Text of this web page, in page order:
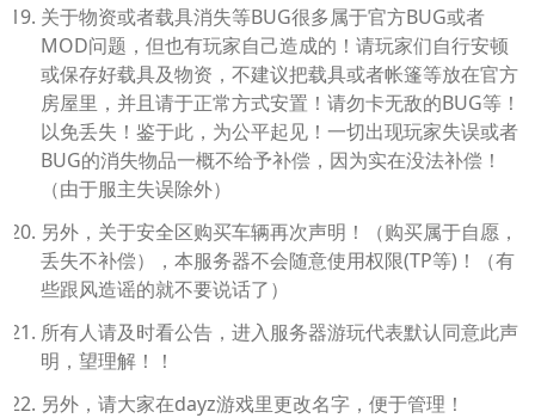
关于物资或者载具消失等BUG很多属于官方BUG或者
MOD问题，但也有玩家自己造成的！请玩家们自行安顿
或保存好载具及物资，不建议把载具或者帐篷等放在官方
房屋里，并且请于正常方式安置！请勿卡无敌的BUG等！
以免丢失！鉴于此，为公平起见！一切出现玩家失误或者
BUG的消失物品一概不给予补偿，因为实在没法补偿！
（由于服主失误除外）
另外，关于安全区购买车辆再次声明！（购买属于自愿，
丢失不补偿），本服务器不会随意使用权限(TP等)！（有
些跟风造谣的就不要说话了）
所有人请及时看公告，进入服务器游玩代表默认同意此声
明，望理解！！
另外，请大家在dayz游戏里更改名字，便于管理！